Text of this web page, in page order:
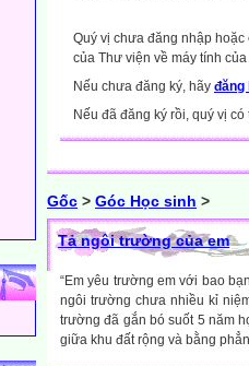
Quý vị chưa đăng nhập
của Thư viện về máy tính
Nếu chưa đăng ký, hãy đăng
Nếu đã đăng ký rồi, quý vị
Gốc > Góc Học sinh >
Tả ngôi trường của em
“Em yêu trường em với bao
ngôi trường chưa nhiều kỉ
trường đã gắn bó suốt 5 năm
giữa khu đất rộng và bằng